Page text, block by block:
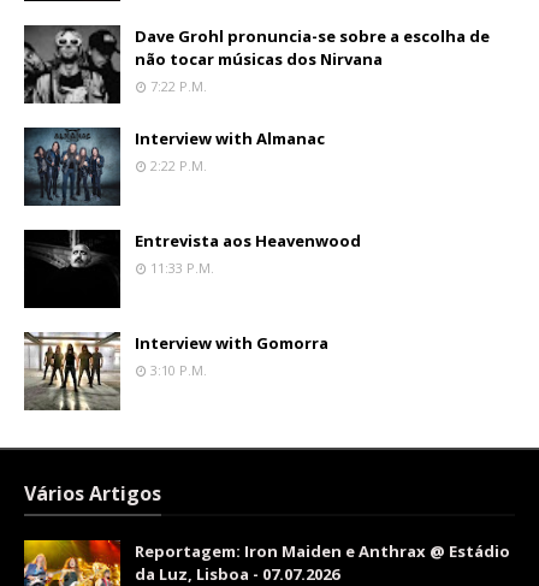
Dave Grohl pronuncia-se sobre a escolha de
não tocar músicas dos Nirvana
7:22 P.m.
Interview with Almanac
2:22 P.m.
Entrevista aos Heavenwood
11:33 P.m.
Interview with Gomorra
3:10 P.m.
Vários Artigos
Reportagem: Iron Maiden e Anthrax @ Estádio
da Luz, Lisboa - 07.07.2026